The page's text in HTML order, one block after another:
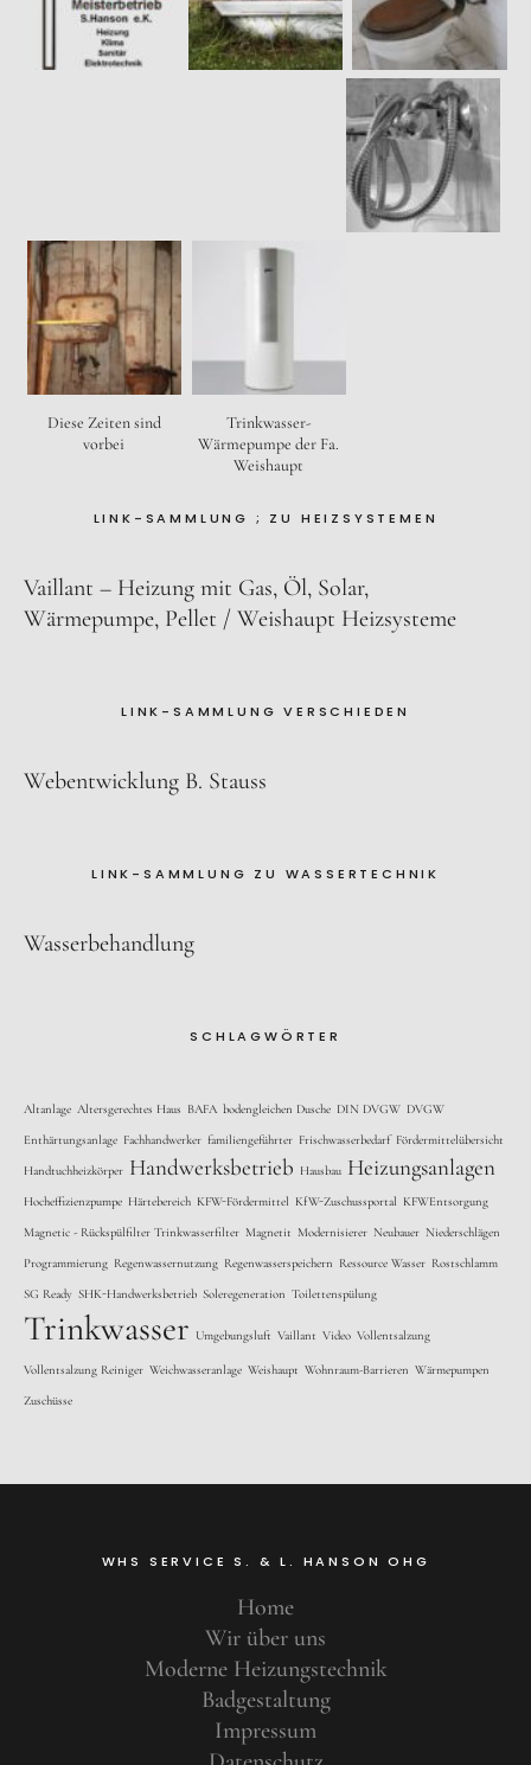
Diese Zeiten sind
vorbei
Trinkwasser-
Wärmepumpe der Fa.
Weishaupt
LINK-SAMMLUNG ; ZU HEIZSYSTEMEN
Vaillant – Heizung mit Gas, Öl, Solar,
Wärmepumpe, Pellet
Weishaupt Heizsysteme
LINK-SAMMLUNG VERSCHIEDEN
Webentwicklung B. Stauss
LINK-SAMMLUNG ZU WASSERTECHNIK
Wasserbehandlung
SCHLAGWÖRTER
Altanlage Altersgerechtes Haus BAFA bodengleichen Dusche DIN DVGW DVGW
Enthärtungsanlage Fachhandwerker familiengeführter Frischwasserbedarf Fördermittelübersicht
Handtuchheizkörper Handwerksbetrieb Hausbau Heizungsanlagen
Hocheffizienzpumpe Härtebereich KFW-Fördermittel KfW-Zuschussportal KFWEntsorgung
Magnetic - Rückspülfilter Trinkwasserfilter Magnetit Modernisierer Neubauer Niederschlägen
Programmierung Regenwassernutzung Regenwasserspeichern Ressource Wasser Rostschlamm
SG Ready SHK-Handwerksbetrieb Soleregeneration Toilettenspülung
Trinkwasser Umgebungsluft Vaillant Video Vollentsalzung
Vollentsalzung Reiniger Weichwasseranlage Weishaupt Wohnraum-Barrieren Wärmepumpen
Zuschüsse
WHS SERVICE S. & L. HANSON OHG
Home
Wir über uns
Moderne Heizungstechnik
Badgestaltung
Impressum